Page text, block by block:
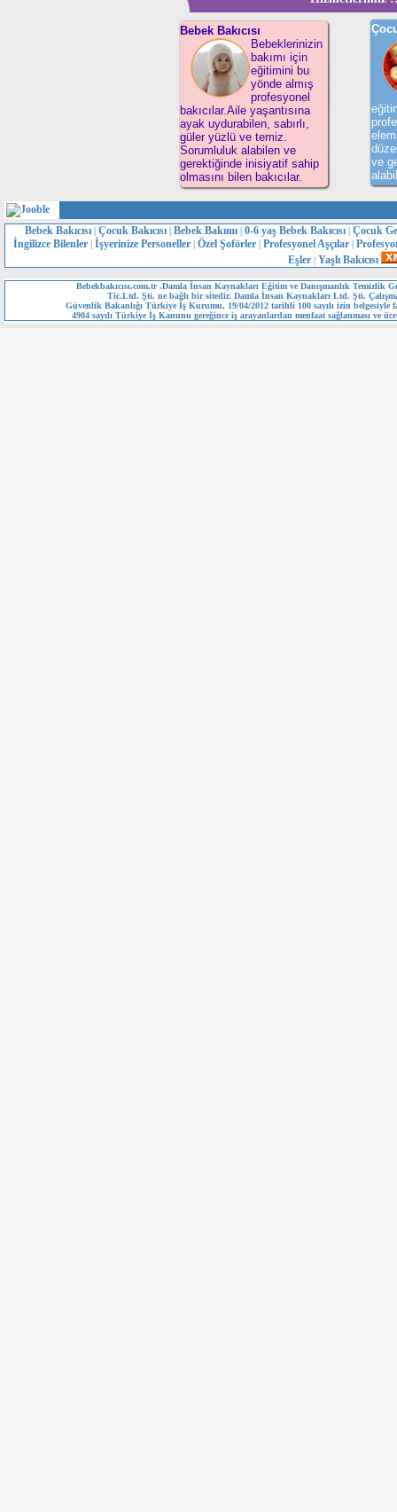
Bebek Bakıcısı
Bebeklerinizin
bakımı için
eğitimini bu
yönde almış
profesyonel
bakıcılar.Aile yaşantısına
ayak uydurabilen, sabırlı,
güler yüzlü ve temiz.
Sorumluluk alabilen ve
gerektiğinde inisiyatif sahip
olmasını bilen bakıcılar.
ve
Bebek Bakıcısı | Çocuk Bakıcısı | Bebek Bakımı | 0-6 yaş Bebek Bakıcısı | Çocuk
İngilizce Bilenler | İşyerinize Personeller | Özel Şoförler | Profesyonel Aşçılar |
Eşler| Yaşlı Bakıcısı
Bebekbakıcısı.com.tr .Damla İnsan Kaynakları Eğitim ve Danışmanlık Temizlik
Tic.Ltd. Şti. ne bağlı bir sitedir. Damla İnsan Kaynakları Ltd. Şti.
Güvenlik Bakanlığı Türkiye İş Kurumu, 19/04/2012 tarihli 100 sayılı izin belgesiyle
4904 sayılı Türkiye İş Kanunu gereğince iş arayanlardan menfaat sağlanması ve